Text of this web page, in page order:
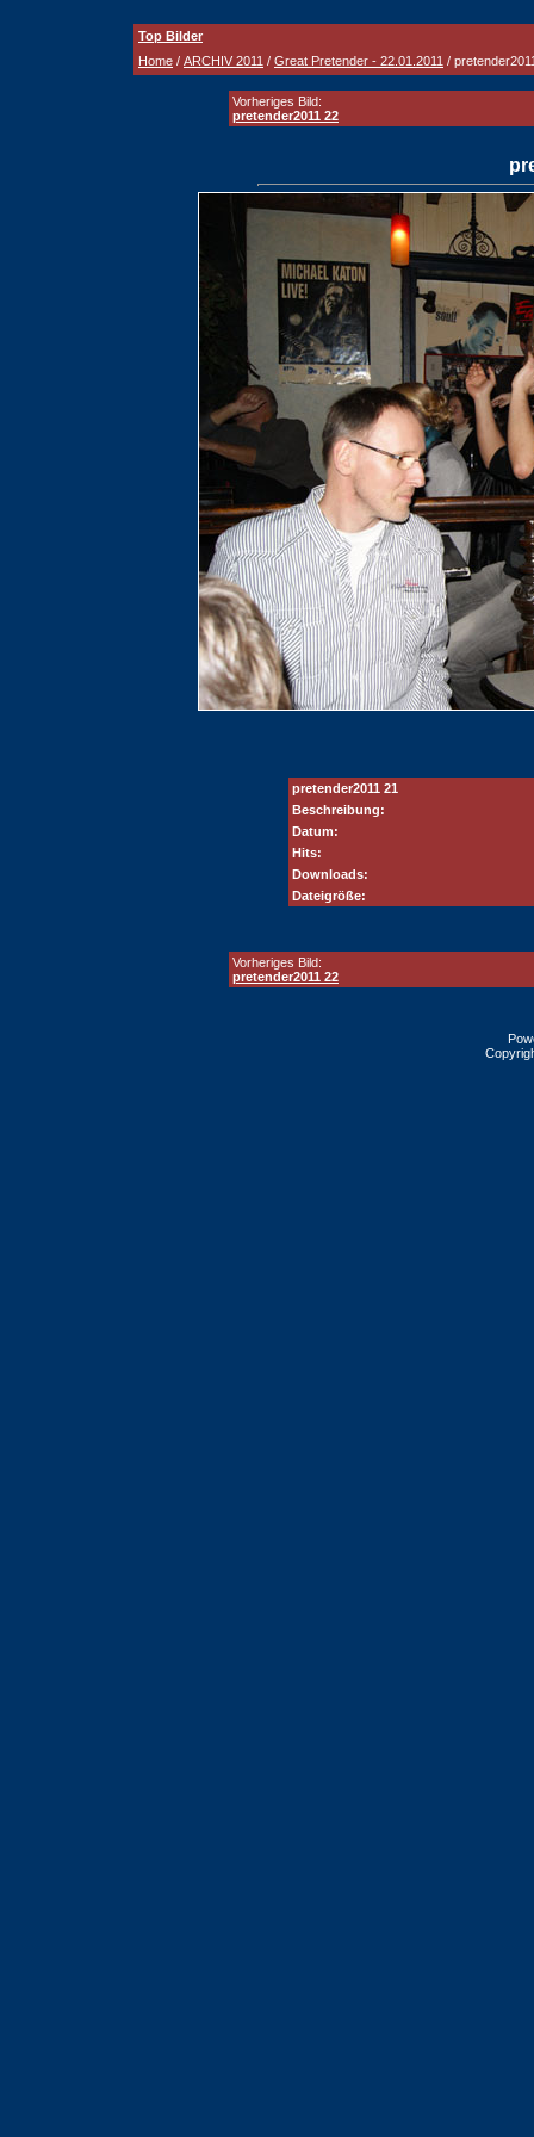
Top Bilder
Home / ARCHIV 2011 / Great Pretender - 22.01.2011 /
Vorheriges Bild:
pretender2011 22
pretender2011 21
Beschreibung:
Datum:
Hits:
Downloads:
Dateigröße:
Vorheriges Bild:
pretender2011 22